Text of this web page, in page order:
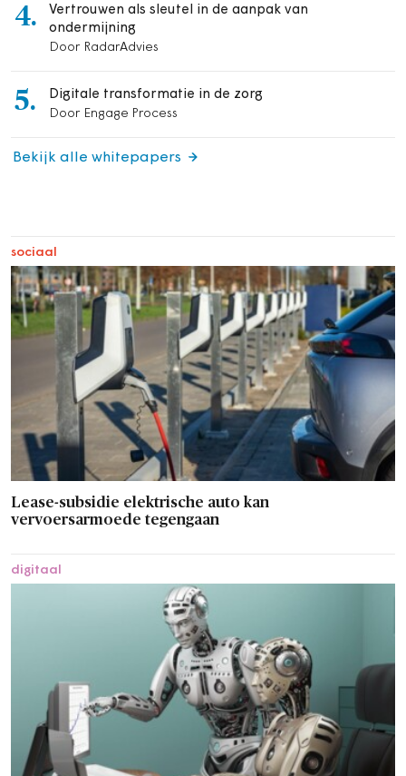
4.
Vertrouwen als sleutel in de aanpak van
ondermijning
Door RadarAdvies
5.
Digitale transformatie in de zorg
Door Engage Process
Bekijk alle whitepapers
sociaal
Lease-subsidie elektrische auto kan
vervoersarmoede tegengaan
digitaal